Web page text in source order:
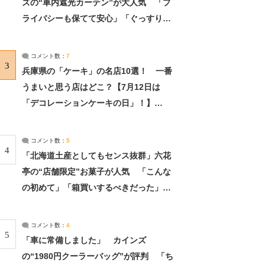
ズの“車内遮光カーテン”が大人気 「プ
ライバシーも保てて安心」「ぐっすり眠
3
コメント数： 7
兵庫県の「ケーキ」の名店10選！ 一番
うまいと思う店はどこ？【7月12日は
「デコレーションケーキの日」！】
4
コメント数： 5
「北海道土産としてもセンス抜群」六花
亭の“店舗限定”お菓子が人気 「こんな
の初めて」「箱買いするべきだった」
5
コメント数： 4
「車に常備しました」 カインズ
の“1980円クーラーバッグ”が評判 「ち